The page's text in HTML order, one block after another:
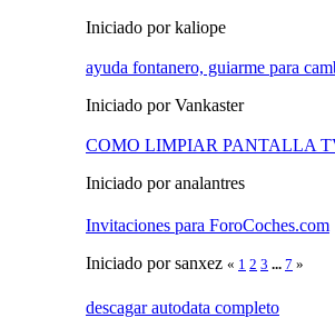
Iniciado por kaliope
ayuda fontanero, guiarme para
Iniciado por Vankaster
COMO LIMPIAR PANTALLA
Iniciado por analantres
Invitaciones para ForoCoches.com
Iniciado por sanxez « 1 2 3 ... 7 »
descagar autodata completo